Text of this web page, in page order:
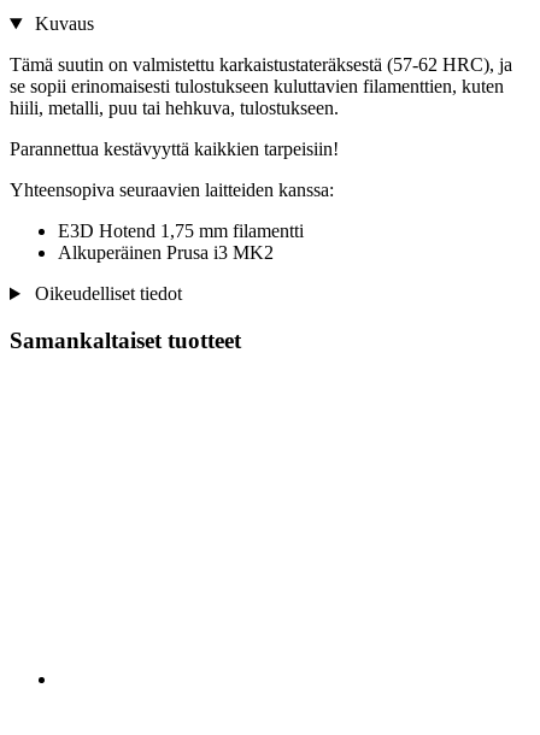
Kuvaus
Tämä suutin on valmistettu karkaistustateräksestä (57-62 HRC), ja
se sopii erinomaisesti tulostukseen kuluttavien filamenttien, kuten
hiili, metalli, puu tai hehkuva, tulostukseen.
Parannettua kestävyyttä kaikkien tarpeisiin!
Yhteensopiva seuraavien laitteiden kanssa:
E3D Hotend 1,75 mm filamentti
Alkuperäinen Prusa i3 MK2
Oikeudelliset tiedot
Samankaltaiset tuotteet